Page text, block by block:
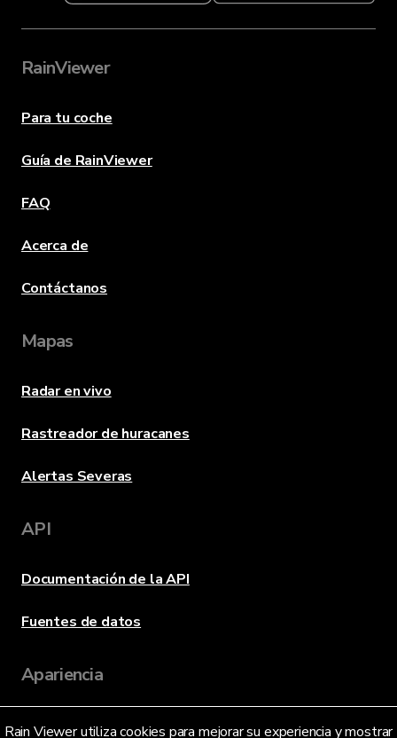
Rain Viewer utiliza cookies para mejorar su experiencia y mostrar
RainViewer
Para tu coche
Guía de RainViewer
FAQ
Acerca de
Contáctanos
Mapas
Radar en vivo
Rastreador de huracanes
Alertas Severas
API
Documentación de la API
Fuentes de datos
Apariencia